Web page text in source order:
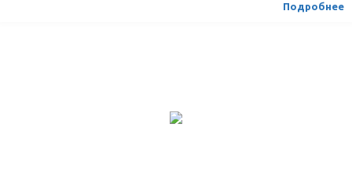
Подробнее